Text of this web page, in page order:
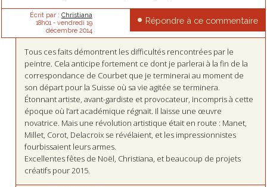
Écrit par : Christiana
18h01- vendredi 19
décembre 2014
Répondre à ce commentaire
Tous ces faits démontrent les difficultés rencontrées par le
peintre. Cela anticipe fortement ce dont je parlerai à la fin de la
correspondance de Courbet que je terminerai au moment de
son départ pour la Suisse où sa vie agitée se terminera.
Étonnant artiste, avant-gardiste et provocateur, incompris à cette
époque où l’art académique régnait. Il laisse une œuvre
novatrice. Mais une révolution artistique était en route : Manet,
Millet, Corot, Delacroix se révélaient, et les impressionnistes
fourbissaient leurs armes.
Excellentes fêtes de Noël, Christiana, et beaucoup de projets
créatifs pour 2015.